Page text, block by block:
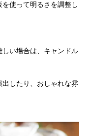
使って明るさを調整し
い場合は、キャンドル
したり、おしゃれな雰